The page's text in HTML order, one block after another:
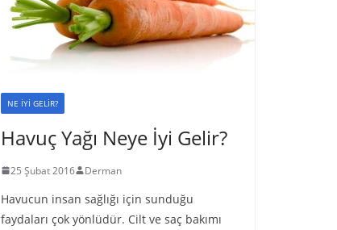
NE İYİ GELİR?
Havuç Yağı Neye İyi Gelir?
25 Şubat 2016 Derman
Havucun insan sağlığı için sunduğu
faydaları çok yönlüdür. Cilt ve saç bakımı